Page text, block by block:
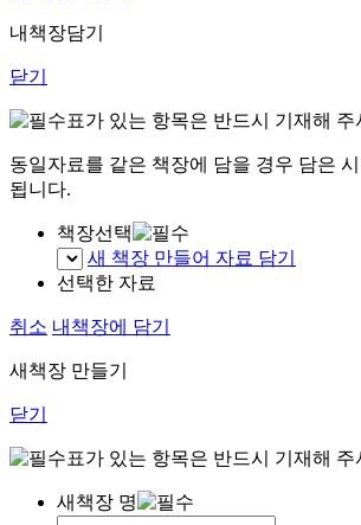
내책장담기
닫기
표가 있는 항목은 반드시 기재해 주
동일자료를 같은 책장에 담을 경우 담은
됩니다.
책장선택
새 책장 만들어 자료 담기
선택한 자료
취소 내책장에 담기
새책장 만들기
닫기
표가 있는 항목은 반드시 기재해 주
새책장 명